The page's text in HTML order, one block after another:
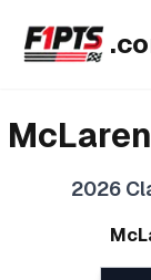
2026